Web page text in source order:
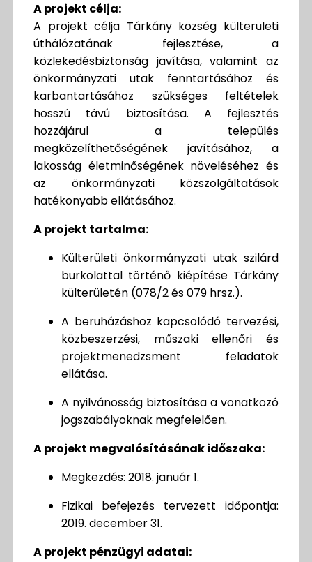
A projekt célja:
A projekt célja Tárkány község külterületi
úthálózatának fejlesztése, a
közlekedésbiztonság javítása, valamint az
önkormányzati utak fenntartásához és
karbantartásához szükséges feltételek
hosszú távú biztosítása. A fejlesztés
hozzájárul a település
megközelíthetőségének javításához, a
lakosság életminőségének növeléséhez és
az önkormányzati közszolgáltatások
hatékonyabb ellátásához.
A projekt tartalma:
Külterületi önkormányzati utak szilárd
burkolattal történő kiépítése Tárkány
külterületén (078/2 és 079 hrsz.).
A beruházáshoz kapcsolódó tervezési,
közbeszerzési, műszaki ellenőri és
projektmenedzsment feladatok
ellátása.
A nyilvánosság biztosítása a vonatkozó
jogszabályoknak megfelelően.
A projekt megvalósításának időszaka:
Megkezdés: 2018. január 1.
Fizikai befejezés tervezett időpontja:
2019. december 31.
A projekt pénzügyi adatai: